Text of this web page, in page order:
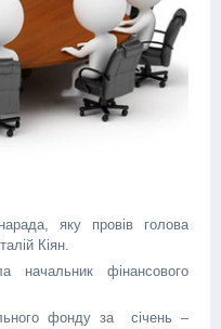
яку провів голова
Кіян.
начальник фінансового
фонду за січень –